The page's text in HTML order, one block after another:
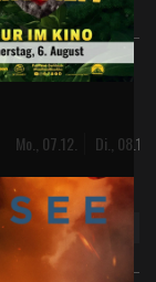
Mo., 07.12. Di., 08.12.
Digital 2D